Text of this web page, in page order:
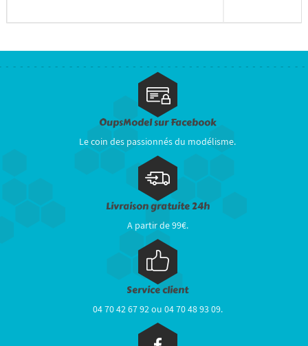
OupsModel sur Facebook
Le coin des passionnés du modélisme.
Livraison gratuite 24h
A partir de 99€.
Service client
04 70 42 67 92 ou 04 70 48 93 09.